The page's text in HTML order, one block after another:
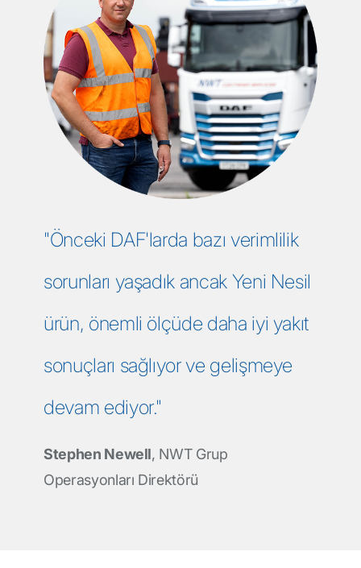
"Önceki DAF'larda bazı verimlilik
sorunları yaşadık ancak Yeni Nesil
ürün, önemli ölçüde daha iyi yakıt
sonuçları sağlıyor ve gelişmeye
devam ediyor."
Stephen Newell, NWT Grup
Operasyonları Direktörü